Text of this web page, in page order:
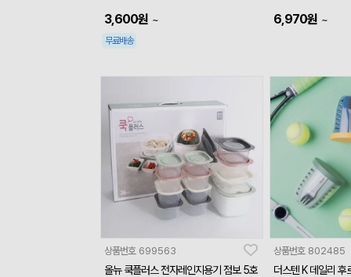
3,600원 ~
무료배송
6,970원 ~
상품번호 699563
올뉴 쿡플러스 전자레인지용기 점보 5호
상품번호 802485
더스텐 K 데일리 후